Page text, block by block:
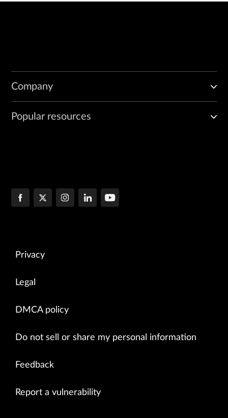
Company
Popular resources
Privacy
Legal
DMCA policy
Do not sell or share my personal information
Feedback
Report a vulnerability